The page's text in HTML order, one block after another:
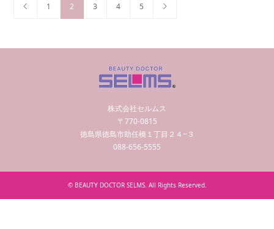
1 2 3 4 5
株式会社セルムス
〒770-0815
徳島県徳島市助任橋１丁目２４−３
088-656-5555
© BEAUTY DOCTOR SELMS. All Rights Reserved.